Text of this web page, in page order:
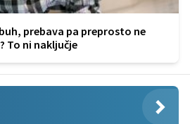
prebava pa preprosto ne
To ni naključje